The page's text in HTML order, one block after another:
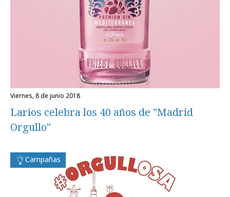
viernes, 8 de junio 2018
Larios celebra los 40 años de "Madrid
Orgullo"
Campañas